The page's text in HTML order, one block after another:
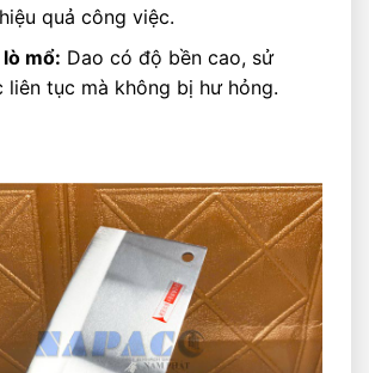
quả công việc.
mổ: Dao có độ bền cao, sử
liên tục mà không bị hư hỏng.